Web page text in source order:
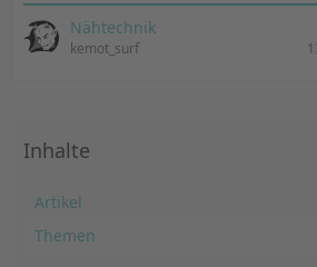
Nähtechnik
kemot_surf
Inhalte
Artikel
Themen